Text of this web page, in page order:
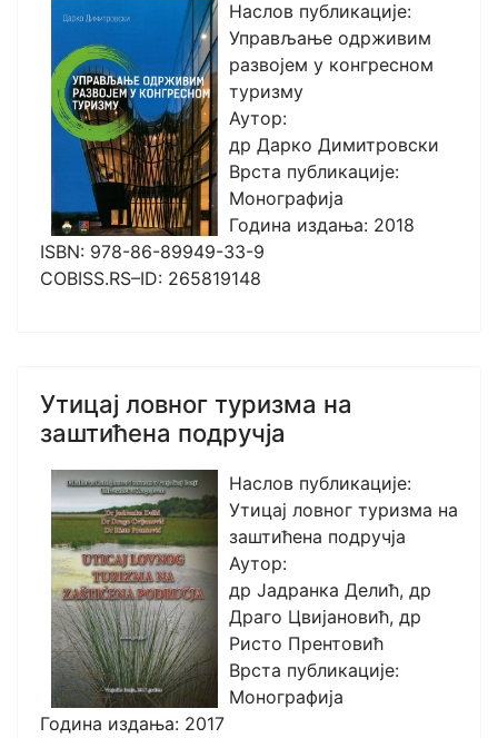
Наслов публикације:
Управљање одрживим
развојем у конгресном
туризму
Аутор:
др Дарко Димитровски
Врста публикације:
Монографија
Година издања: 2018
ISBN: 978-86-89949-33-9
COBISS.RS–ID: 265819148
Утицај ловног туризма на
заштићена подручја
Наслов публикације:
Утицај ловног туризма на
заштићена подручја
Аутор:
др Јадранка Делић, др
Драго Цвијановић, др
Ристо Прентовић
Врста публикације:
Монографија
Година издања: 2017